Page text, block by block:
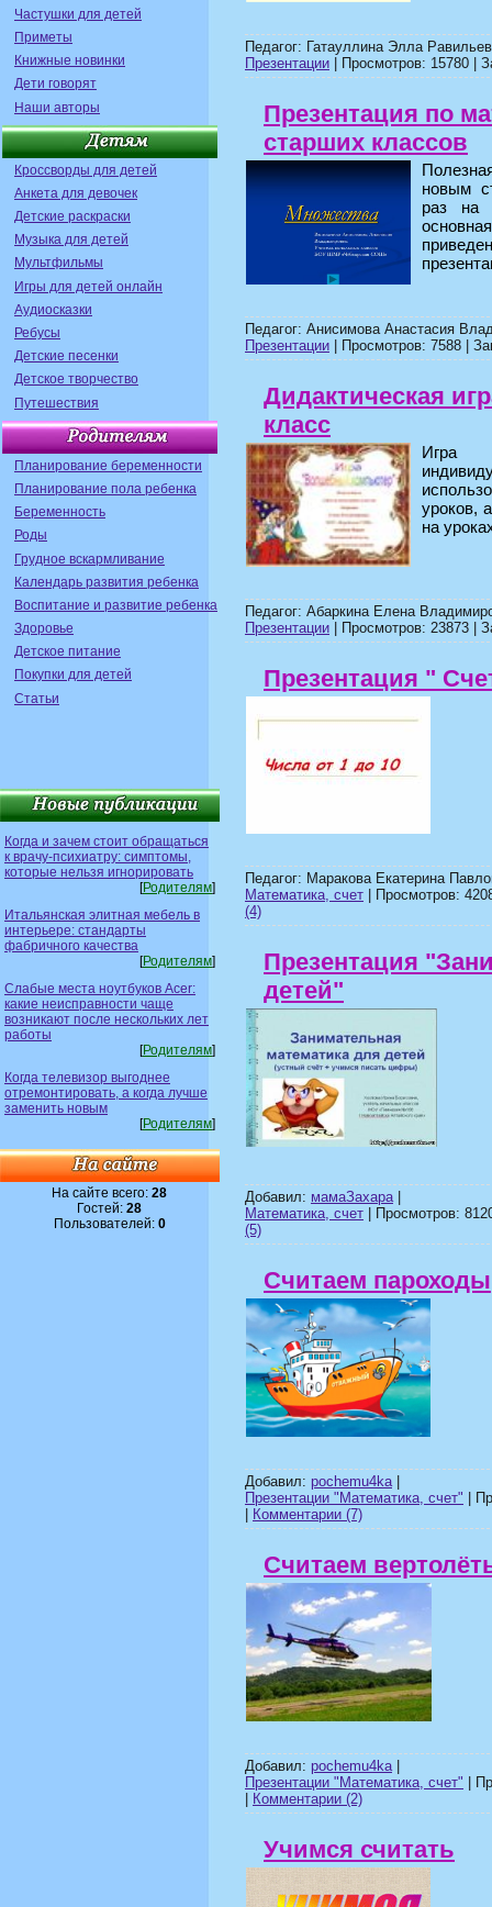
Частушки для детей
Приметы
Книжные новинки
Дети говорят
Наши авторы
Кроссворды для детей
Анкета для девочек
Детские раскраски
Музыка для детей
Мультфильмы
Игры для детей онлайн
Аудиосказки
Ребусы
Детские песенки
Детское творчество
Путешествия
Планирование беременности
Планирование пола ребенка
Беременность
Роды
Грудное вскармливание
Календарь развития ребенка
Воспитание и развитие ребенка
Здоровье
Детское питание
Покупки для детей
Статьи
Когда и зачем стоит обращаться
к врачу-психиатру: симптомы,
которые нельзя игнорировать
[Родителям]
Итальянская элитная мебель в
интерьере: стандарты
фабричного качества
[Родителям]
Слабые места ноутбуков Acer:
какие неисправности чаще
возникают после нескольких лет
работы
[Родителям]
Когда телевизор выгоднее
отремонтировать, а когда лучше
заменить новым
[Родителям]
На сайте всего:28
Гостей:28
Пользователей: 0
Педагог: Гатауллина Элла
Презентации | Просмотров: 15780 |
Презентация по
старших классов
новым
раз на
Педагог: Анисимова Анастасия
Презентации | Просмотров: 7588 |
Дидактическая
класс
Игра
уроков,
на
Педагог: Абаркина Елена
Презентации | Просмотров: 23873 |
Презентация "
Педагог: Маракова Екатерина
Математика, счет | Просмотров:
(4)
Презентация
детей"
Добавил: мамаЗахара|
Математика, счет | Просмотров:
(5)
Считаем пароходы
Добавил: pochemu4ka|
Презентации "Математика, счет" |
Комментарии (7)
Считаем
Добавил: pochemu4ka|
Презентации "Математика, счет" |
Комментарии (2)
Учимся считать